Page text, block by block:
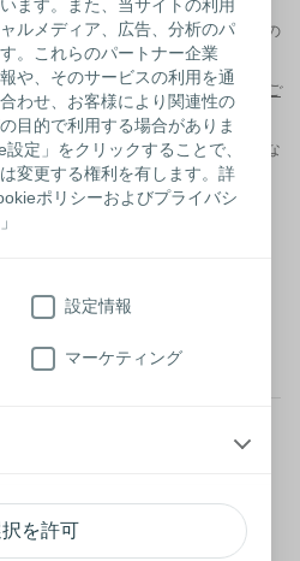
ます。また、当サイトの利用
ルメディア、広告、分析のパ
。これらのパートナー企業
や、そのサービスの利用を通
わせ、お客様により関連性の
目的で利用する場合がありま
定」をクリックすることで、
変更する権利を有します。詳
ポリシーおよびプライバシ
を許可
設定情報
マーケティング
ゼントを差し上げています。是非この
は、お申込みいただけません。予めご
す。お届けは登録後、次回号からとな
せてご覧ください。
クリック
ミック本